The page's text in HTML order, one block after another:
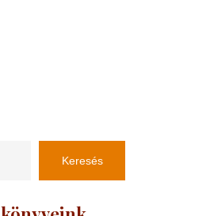
Keresés